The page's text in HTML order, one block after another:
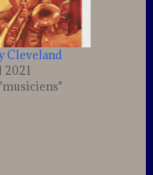
Cleveland
2021